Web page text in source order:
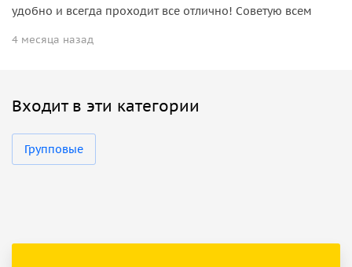
удобно и всегда проходит все отлично! Советую всем
4 месяца назад
Входит в эти категории
Групповые